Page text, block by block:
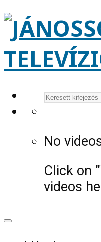
No
Click on
videos